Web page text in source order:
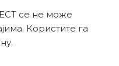
се не може
Користите га